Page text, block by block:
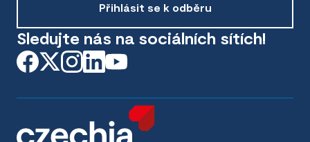
Přihlásit se k odběru
Sledujte nás na sociálních sítích!